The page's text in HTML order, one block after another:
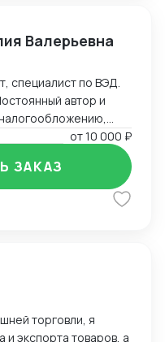
Валерьевна
специалист по ВЭД.
автор и
правовых
в РФ и
представление
органах,
от10 000 ₽
ЗАКАЗ
торговли, я
экспорта товаров, а